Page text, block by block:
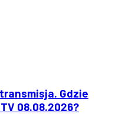
Gdzie
08.08.2026?